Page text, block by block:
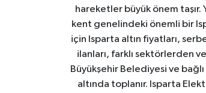
hareketler büyük önem taşır.
kent genelindeki önemli bir
için Isparta altın fiyatları,
ilanları, farklı sektörlerden
Büyükşehir Belediyesi ve
altında toplanır. Isparta